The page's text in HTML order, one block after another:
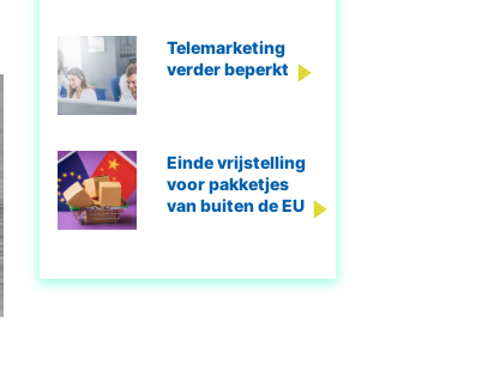
Telemarketing
verder beperkt
Einde vrijstelling
voor pakketjes
van buiten de EU